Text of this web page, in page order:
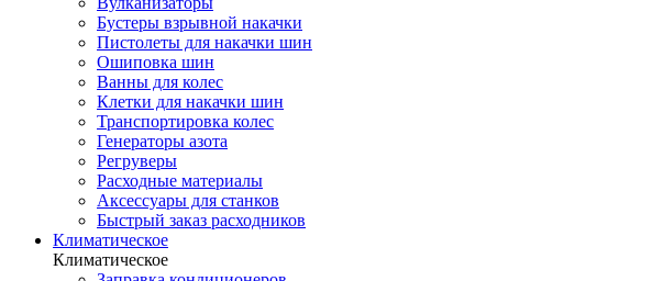
Бустеры взрывной накачки
Пистолеты для накачки шин
Ошиповка шин
Ванны для колес
Клетки для накачки шин
Транспортировка колес
Генераторы азота
Регруверы
Расходные материалы
Аксессуары для станков
Быстрый заказ расходников
Климатическое
Климатическое